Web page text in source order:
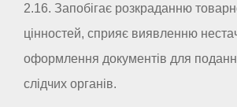
2.16. Запобігає розкраданню
цінностей, сприяє виявленню
оформлення документів для
слідчих органів.